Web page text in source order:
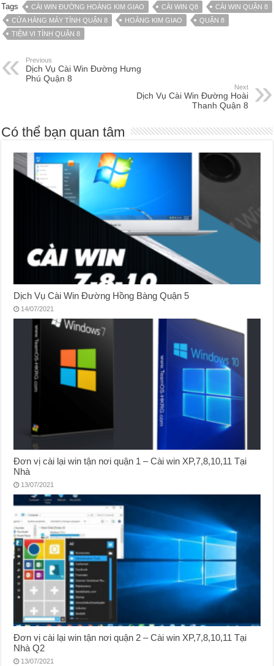
Tags CÀI WIN ĐƯỜNG HOÀNG KIM GIAO CÀI WIN Q8
CÀI WIN QUẬN 8
CỬA HÀNG MÁY TÍNH QUẬN 8
HOÀNG KIM GIAO
QUẬN 8
TIỆM VI TÍNH QUẬN 8
Previous
Dịch Vụ Cài Win Đường Hưng
Phú Quận 8
Next
Dịch Vụ Cài Win Đường Hoài
Thanh Quận 8
Có thể bạn quan tâm
Dịch Vụ Cài Win Đường Hồng Bàng Quận 5
14/07/2021
Đơn vị cài lại win tận nơi quận 1 – Cài win XP,7,8,10,11 Tại
Nhà
13/07/2021
Đơn vị cài lại win tận nơi quận 2 – Cài win XP,7,8,10,11 Tại
Nhà Q2
13/07/2021